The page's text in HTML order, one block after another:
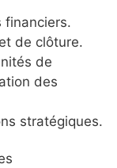
financiers.
de clôture.
de
des
stratégiques.